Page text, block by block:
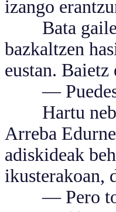
izango
Bata
bazkaltzen
eustan.
— Puedes
Hartu
Arreba
adiskideak
ikusterakoan,
— Pero